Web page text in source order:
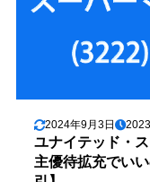
2024年9月3日
ユナイテッド・
主優待拡充でい